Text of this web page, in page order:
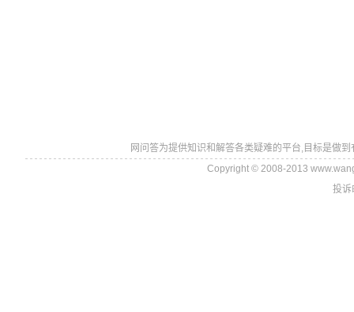
网问答为提供知识和解答各类疑难的平台,目标是做
Copyright © 2008-2013
投诉